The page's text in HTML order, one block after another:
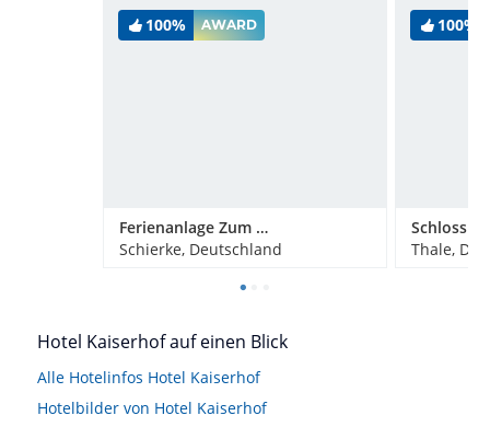
100% AWARD
Ferienanlage Zum Wildbach Schierke
Schierke, Deutschland
100%
Thale,
Hotel Kaiserhof auf einen Blick
Alle Hotelinfos Hotel Kaiserhof
Hotelbilder von Hotel Kaiserhof